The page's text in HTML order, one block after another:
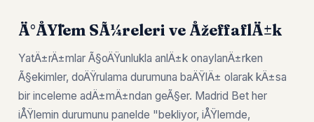
Ä°ÅŸlem SÃ¼releri ve ÅžeffaflÄ±k
YatÄ±rÄ±mlar Ã§oÄŸunlukla anlÄ±k onaylanÄ±rken
Ã§ekimler, doÄŸrulama durumuna baÄŸlÄ± olarak kÄ±sa
bir inceleme adÄ±mÄ±ndan geÃ§er. Madrid Bet her
iÅŸlemin durumunu panelde "bekliyor, iÅŸlemde,